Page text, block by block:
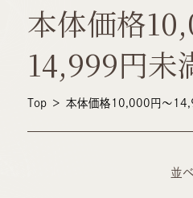
本体価格
14,999円未
Top ＞ 本体価格10,000円～
並